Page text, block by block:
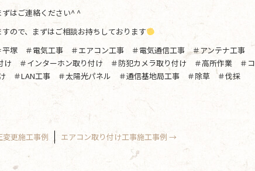
はご連絡ください^ ^
ので、まずはご相談お持ちしております
塚 ＃電気工事 ＃エアコン工事 ＃電気通信工事 ＃アンテナ工事
け ＃インターホン取り付け ＃防犯カメラ取り付け ＃高所作業 ＃コ
＃LAN工事 ＃太陽光パネル ＃通信基地局工事 ＃除草 ＃伐採
更施工事例 エアコン取り付け工事施工事例 →